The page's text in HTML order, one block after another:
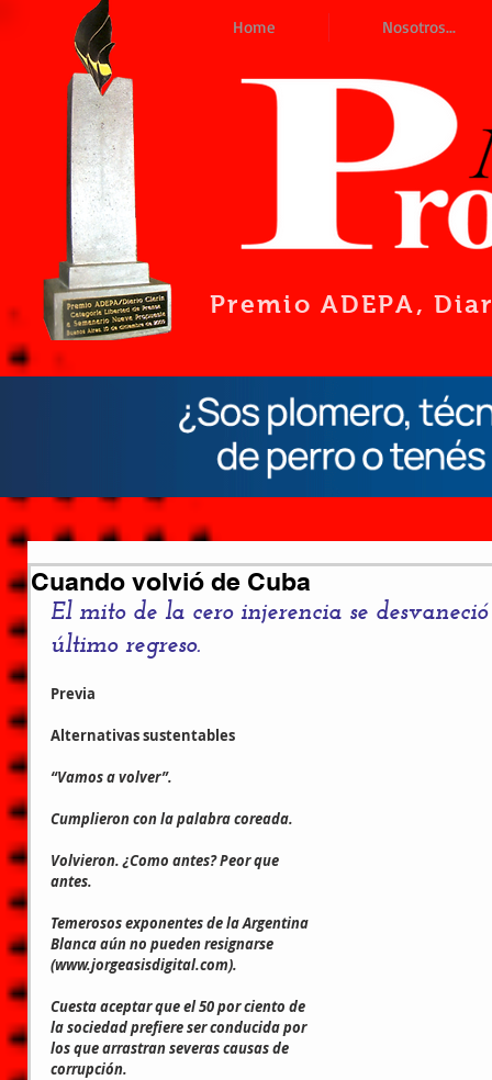
Home Nosotros...
Premio ADEPA,
Cuando volvió de Cuba
El mito de la cero injerencia se
último regreso.
Previa
Alternativas sustentables
“Vamos a volver”.
Cumplieron con la palabra coreada.
Volvieron. ¿Como antes? Peor que
antes.
Temerosos exponentes de la Argentina
Blanca aún no pueden resignarse
(www.jorgeasisdigital.com).
Cuesta aceptar que el 50 por ciento de
la sociedad prefiere ser conducida por
los que arrastran severas causas de
corrupción.